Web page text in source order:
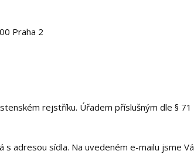
Praha 2
rejstříku. Úřadem příslušným dle §
s adresou sídla. Na uvedeném e-mailu jsme